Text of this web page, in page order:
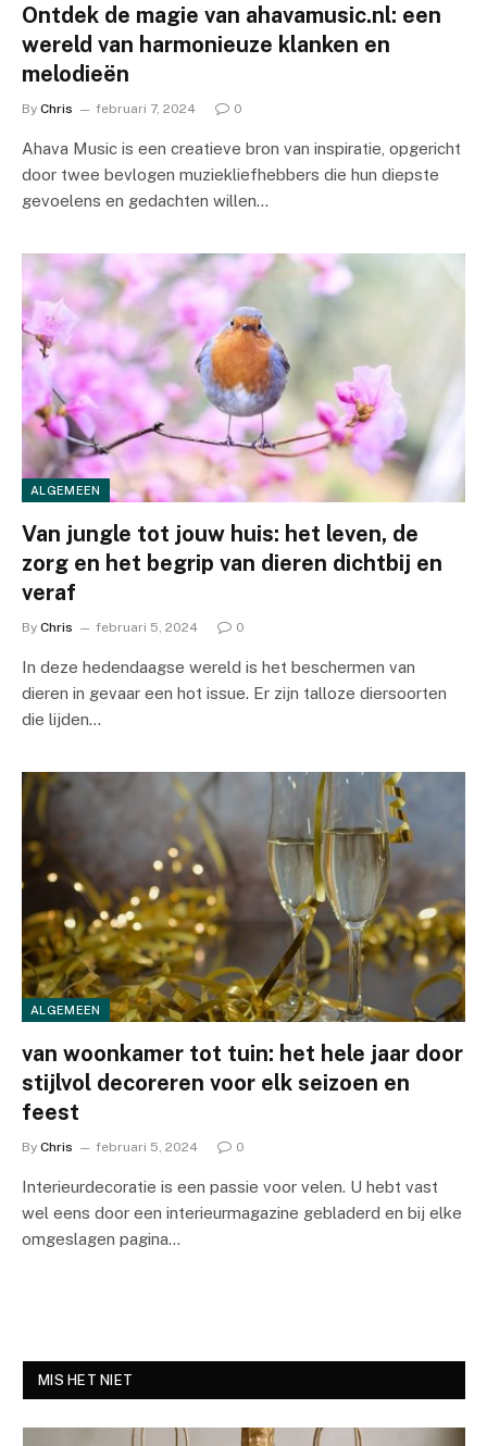
Ontdek de magie van ahavamusic.nl: een
wereld van harmonieuze klanken en
melodieën
By Chris februari 7, 2024 0
Ahava Music is een creatieve bron van inspiratie, opgericht
door twee bevlogen muziekliefhebbers die hun diepste
gevoelens en gedachten willen…
ALGEMEEN
Van jungle tot jouw huis: het leven, de
zorg en het begrip van dieren dichtbij en
veraf
By Chris februari 5, 2024 0
In deze hedendaagse wereld is het beschermen van
dieren in gevaar een hot issue. Er zijn talloze diersoorten
die lijden…
ALGEMEEN
van woonkamer tot tuin: het hele jaar door
stijlvol decoreren voor elk seizoen en
feest
By Chris februari 5, 2024 0
Interieurdecoratie is een passie voor velen. U hebt vast
wel eens door een interieurmagazine gebladerd en bij elke
omgeslagen pagina…
MIS HET NIET